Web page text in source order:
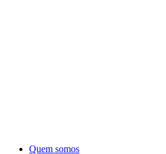
Quem somos